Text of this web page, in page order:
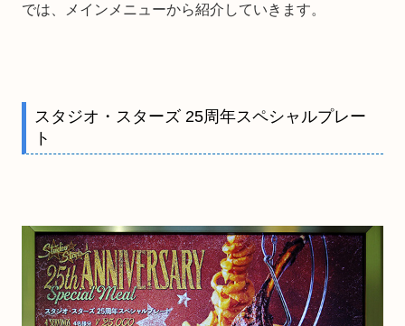
では、メインメニューから紹介していきます。
スタジオ・スターズ 25周年スペシャルプレー
ト